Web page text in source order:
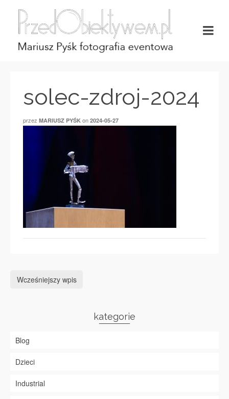
solec-zdroj-2024
przez MARIUSZ PYŚK on 2024-05-27
Wcześniejszy wpis
kategorie
Blog
Dzieci
Industrial